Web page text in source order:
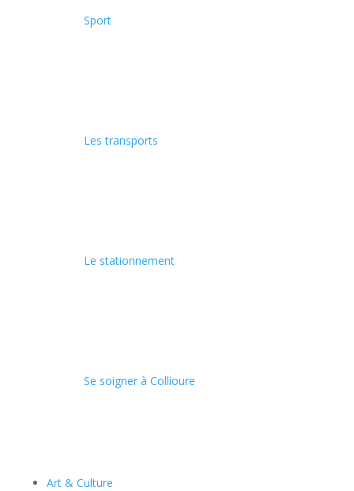
Sport
Les transports
Le stationnement
Se soigner à Collioure
Art & Culture